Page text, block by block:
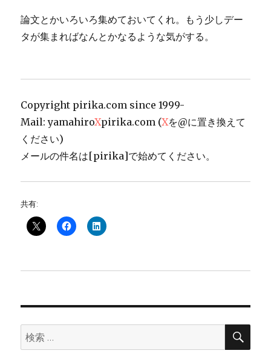
論文とかいろいろ集めておいてくれ。もう少しデー
タが集まればなんとかなるような気がする。
Copyright pirika.com since 1999-
Mail: yamahiroXpirika.com (Xを@に置き換えて
ください)
メールの件名は[pirika]で始めてください。
共有:
検
索:
検